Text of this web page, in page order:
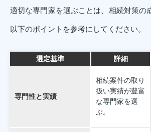
適切な専門家を選ぶことは、相続対策の
以下のポイントを参考にしてください。
選定基準 詳細
専門性と実績
相続案件の取り
扱い実績が豊富
な専門家を選
ぶ。